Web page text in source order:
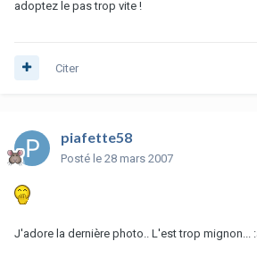
adoptez le pas trop vite !
Citer
piafette58
Posté le 28 mars 2007
J'adore la dernière photo.. L'est trop mignon...